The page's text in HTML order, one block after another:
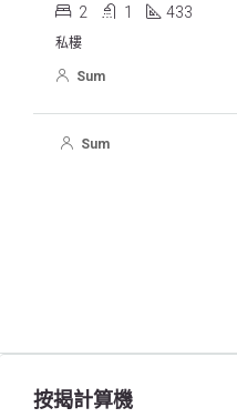
2 1 433
私樓
Sum
Sum
按揭計算機